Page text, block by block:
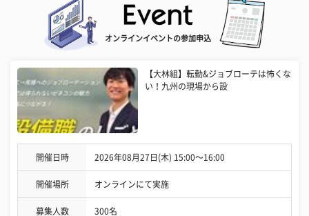
オンラインイベントの参加申込
【大林組】転勤&ジョブローテは怖くな
い！九州の現場から設
開催日時 2026年08月27日(木) 15:00〜16:00
開催場所 オンラインにて実施
募集人数 300名